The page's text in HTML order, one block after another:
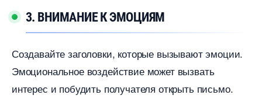
3. ВНИМАНИЕ К ЭМОЦИЯМ
Создавайте заголовки, которые вызывают эмоции.
Эмоциональное воздействие может вызвать
интерес и побудить получателя открыть письмо.